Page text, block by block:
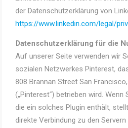
der Datenschutzerklärung von
https://www.linkedin.com/legal/
Datenschutzerklärung für die
Auf unserer Seite verwenden wir
sozialen Netzwerkes Pinterest,
808 Brannan Street San
(„Pinterest“) betrieben wird.
die ein solches Plugin enthält,
direkte Verbindung zu den